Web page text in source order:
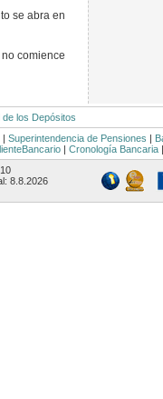
se abra en
comience
los Depósitos
| Superintendencia de Pensiones |
| Cronología Bancaria |
8.8.2026